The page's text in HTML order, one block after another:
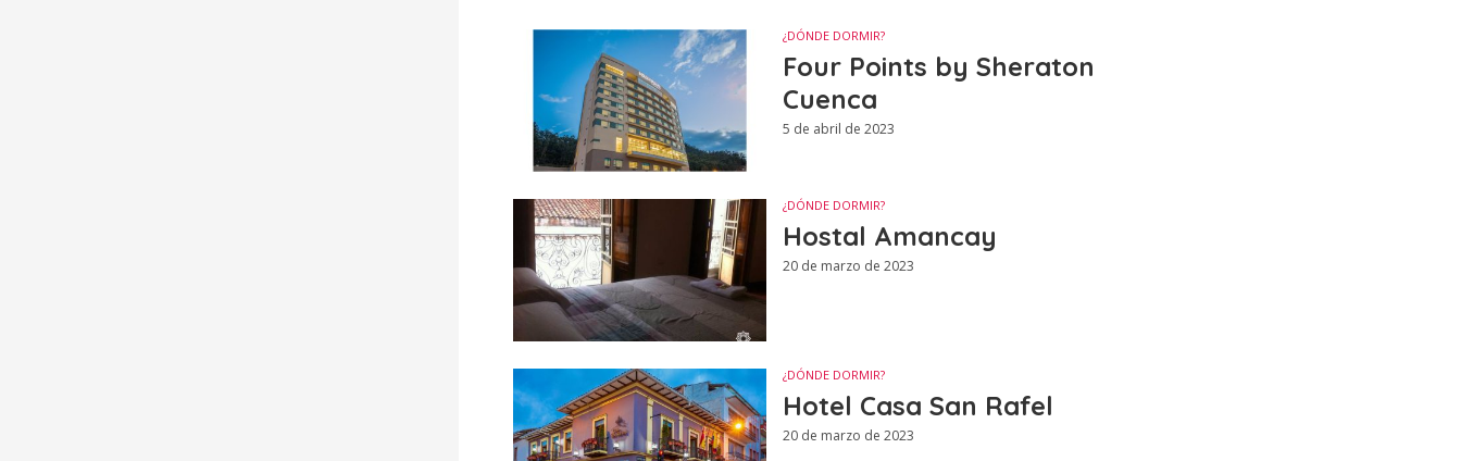
¿DÓNDE DORMIR?
Four Points by Sheraton
Cuenca
5 de abril de 2023
¿DÓNDE DORMIR?
Hostal Amancay
20 de marzo de 2023
¿DÓNDE DORMIR?
Hotel Casa San Rafel
20 de marzo de 2023